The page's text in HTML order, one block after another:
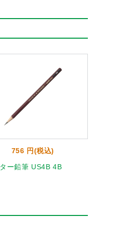
756 円(税込)
ー鉛筆 US4B 4B